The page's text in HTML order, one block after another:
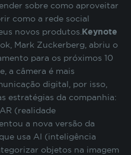
sobre como aproveitar
como a rede social
novos produtos. Keynote
Mark Zuckerberg, abriu o
para os próximos 10
a câmera é mais
digital, por isso,
estratégias da companhia:
(realidade
a nova versão da
usa AI (inteligência
objetos na imagem
ser desativados pois
o site funcione
o desempenho
estão relacionados
Portal do Aluno, o
contagem de
de
armazenados sem a
pessoal. Ao
bloquear esses
site podem não